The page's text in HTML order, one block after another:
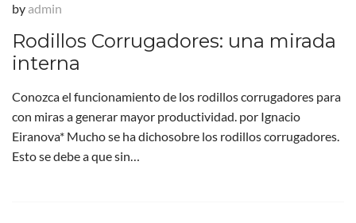
by admin
Rodillos Corrugadores: una mirada
interna
Conozca el funcionamiento de los rodillos corrugadores para
con miras a generar mayor productividad. por Ignacio
Eiranova* Mucho se ha dichosobre los rodillos corrugadores.
Esto se debe a que sin…